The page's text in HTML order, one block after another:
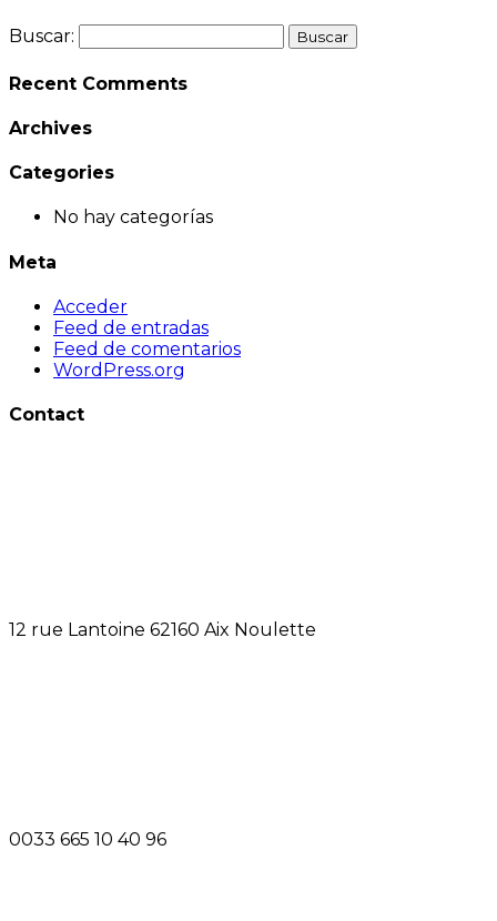
Buscar:
Recent Comments
Archives
Categories
No hay categorías
Meta
Acceder
Feed de entradas
Feed de comentarios
WordPress.org
Contact
12 rue Lantoine 62160 Aix Noulette
0033 665 10 40 96